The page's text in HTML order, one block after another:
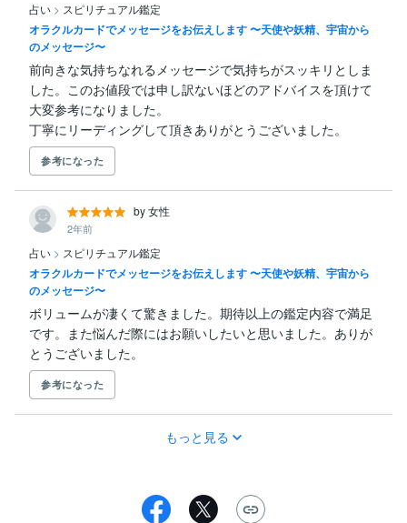
占い > スピリチュアル鑑定
オラクルカードでメッセージをお伝えします 〜天使や妖精、宇宙から
のメッセージ〜
前向きな気持ちなれるメッセージで気持ちがスッキリとしま
した。このお値段では申し訳ないほどのアドバイスを頂けて
大変参考になりました。
丁寧にリーディングして頂きありがとうございました。
参考になった
by 女性
2年前
占い > スピリチュアル鑑定
オラクルカードでメッセージをお伝えします 〜天使や妖精、宇宙から
のメッセージ〜
ボリュームが凄くて驚きました。期待以上の鑑定内容で満足
です。また悩んだ際にはお願いしたいと思いました。ありが
とうございました。
参考になった
もっと見る